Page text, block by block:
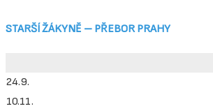
STARŠÍ ŽÁKYNĚ – PŘEBOR PRAHY
24.9.
10.11.